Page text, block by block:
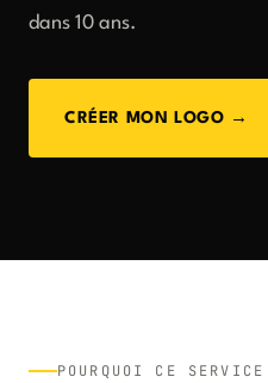
dans 10 ans.
CRÉER MON LOGO →
POURQUOI CE SERVICE